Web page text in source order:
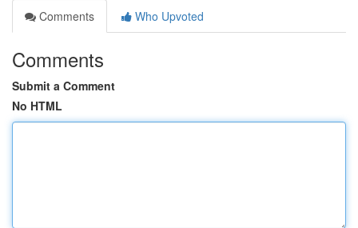
Comments
Who Upvoted
Comments
Submit a Comment
No HTML